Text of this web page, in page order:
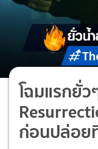
โฉมแรกยั่
ก่อนปล่อย